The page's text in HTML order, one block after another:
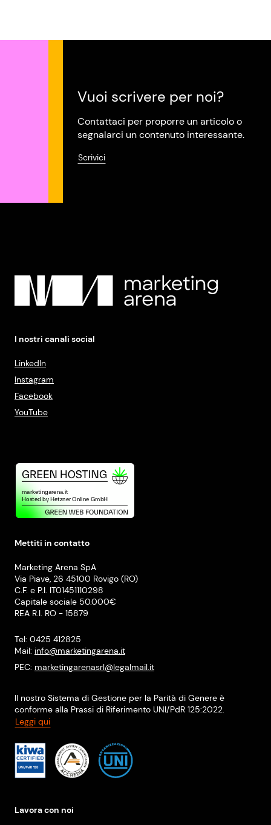
Vuoi scrivere per noi?
Contattaci per proporre un articolo o
segnalarci un contenuto interessante.
Scrivici
I nostri canali social
LinkedIn
Instagram
Facebook
YouTube
Mettiti in contatto
Marketing Arena SpA
Via Piave, 26 45100 Rovigo (RO)
C.F. e P.I. IT01451110298
Capitale sociale 50.000€
REA R.I. RO - 15879
Tel: 0425 412825
Mail: info@marketingarena.it
PEC: marketingarenasrl@legalmail.it
Il nostro Sistema di Gestione per la Parità di Genere è
conforme alla Prassi di Riferimento UNI/PdR 125:2022.
Leggi qui
Lavora con noi